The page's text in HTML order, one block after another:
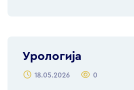
Урологија
18.05.2026 0